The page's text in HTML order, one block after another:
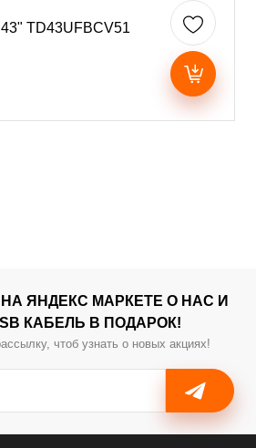
TD43UFBCV51
ЯНДЕКС МАРКЕТЕ О НАС И
КАБЕЛЬ В ПОДАРОК!
чтоб узнать о новых акциях!